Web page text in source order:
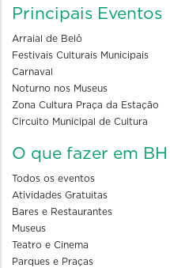
Principais Eventos
Arraial de Belô
Festivais Culturais Municipais
Carnaval
Noturno nos Museus
Zona Cultura Praça da Estação
Circuito Municipal de Cultura
O que fazer em BH
Todos os eventos
Atividades Gratuitas
Bares e Restaurantes
Museus
Teatro e Cinema
Parques e Praças